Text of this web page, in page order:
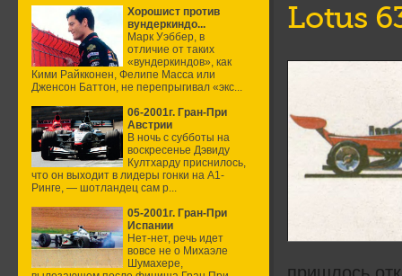
Хорошист против
вундеркиндо...
Марк Уэббер, в
отличие от таких
«вундеркиндов», как
Кими Райкконен, Фелипе Масса или
Дженсон Баттон, не перепрыгивал «экс...
06-2001г. Гран-При
Австрии
В ночь с субботы на
воскресенье Дэвиду
Култхарду приснилось,
что он выходит в лидеры гонки на А1-
Ринге, — шотландец сам р...
05-2001г. Гран-При
Испании
Нет-нет, речь идет
вовсе не о Михаэле
Шумахере,
Lotus